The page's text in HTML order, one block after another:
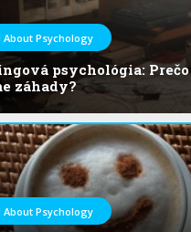
About Psychology
psychológia: Prečo
záhady?
About Psychology